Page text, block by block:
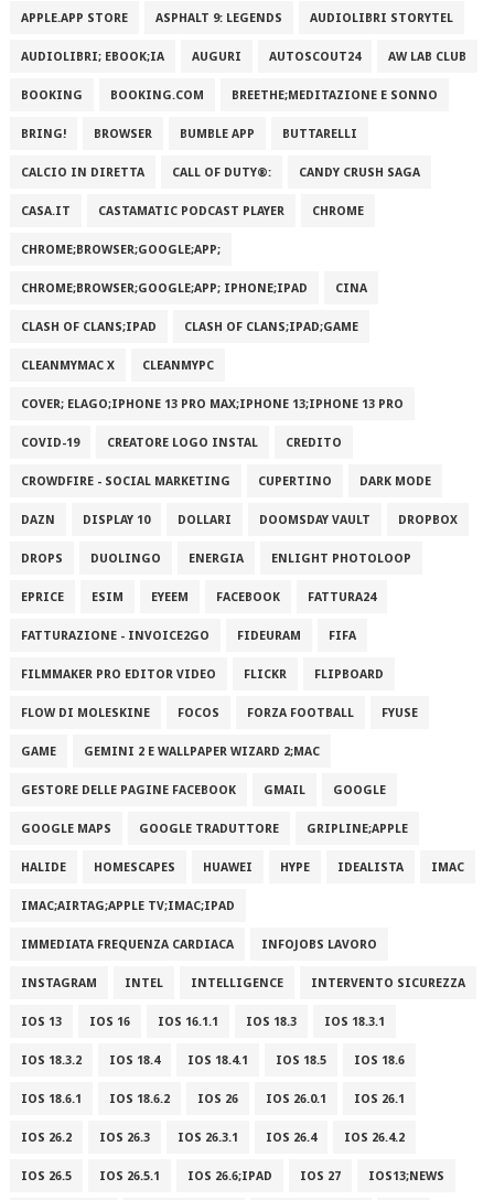
APPLE.APP STORE ASPHALT 9: LEGENDS AUDIOLIBRI STORYTEL
AUDIOLIBRI; EBOOK;IA AUGURI AUTOSCOUT24 AW LAB CLUB
BOOKING BOOKING.COM BREETHE;MEDITAZIONE E SONNO
BRING! BROWSER BUMBLE APP BUTTARELLI
CALCIO IN DIRETTA CALL OF DUTY®: CANDY CRUSH SAGA
CASA.IT CASTAMATIC PODCAST PLAYER CHROME
CHROME;BROWSER;GOOGLE;APP;
CHROME;BROWSER;GOOGLE;APP; IPHONE;IPAD CINA
CLASH OF CLANS;IPAD CLASH OF CLANS;IPAD;GAME
CLEANMYMAC X CLEANMYPC
COVER; ELAGO;IPHONE 13 PRO MAX;IPHONE 13;IPHONE 13 PRO
COVID-19 CREATORE LOGO INSTAL CREDITO
CROWDFIRE - SOCIAL MARKETING CUPERTINO DARK MODE
DAZN DISPLAY 10 DOLLARI DOOMSDAY VAULT DROPBOX
DROPS DUOLINGO ENERGIA ENLIGHT PHOTOLOOP
EPRICE ESIM EYEEM FACEBOOK FATTURA24
FATTURAZIONE - INVOICE2GO FIDEURAM FIFA
FILMMAKER PRO EDITOR VIDEO FLICKR FLIPBOARD
FLOW DI MOLESKINE FOCOS FORZA FOOTBALL FYUSE
GAME GEMINI 2 E WALLPAPER WIZARD 2;MAC
GESTORE DELLE PAGINE FACEBOOK GMAIL GOOGLE
GOOGLE MAPS GOOGLE TRADUTTORE GRIPLINE;APPLE
HALIDE HOMESCAPES HUAWEI HYPE IDEALISTA IMAC
IMAC;AIRTAG;APPLE TV;IMAC;IPAD
IMMEDIATA FREQUENZA CARDIACA INFOJOBS LAVORO
INSTAGRAM INTEL INTELLIGENCE INTERVENTO SICUREZZA
IOS 13 IOS 16 IOS 16.1.1 IOS 18.3 IOS 18.3.1
IOS 18.3.2 IOS 18.4 IOS 18.4.1 IOS 18.5 IOS 18.6
IOS 18.6.1 IOS 18.6.2 IOS 26 IOS 26.0.1 IOS 26.1
IOS 26.2 IOS 26.3 IOS 26.3.1 IOS 26.4 IOS 26.4.2
IOS 26.5 IOS 26.5.1 IOS 26.6;IPAD IOS 27 IOS13;NEWS